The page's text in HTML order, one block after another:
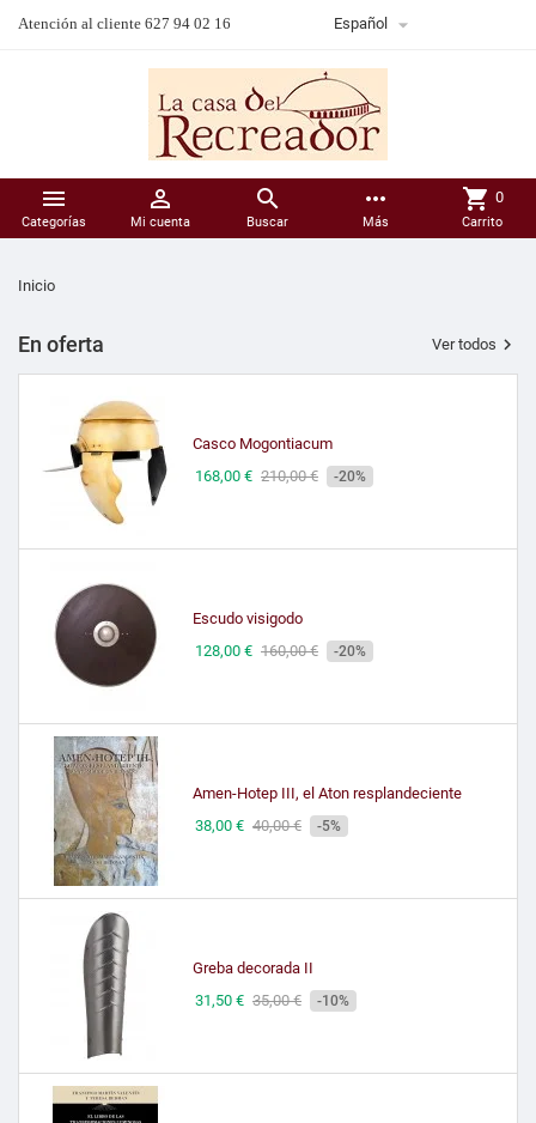
Atención al cliente 627 94 02 16 Español 

Categorías

Mi cuenta

Buscar
more_horiz
Más
shopping_cart 0
Carrito
Inicio
En oferta Ver todos 
Casco Mogontiacum
Precio
168,00 € Precio
210,00 € -20%
Escudo visigodo
Precio
128,00 € Precio
160,00 € -20%
Amen-Hotep III, el Aton resplandeciente
Precio
38,00 € Precio
40,00 € -5%
Greba decorada II
Precio
31,50 € Precio
35,00 € -10%